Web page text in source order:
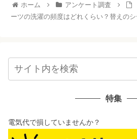
ホーム アンケート調査
ーツの洗濯の頻度はどれくらい？替えの
特集
電気代で損していませんか？